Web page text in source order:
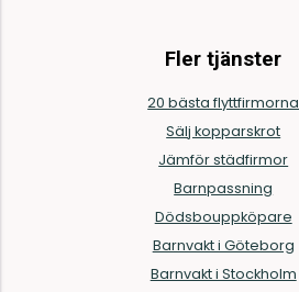
Fler tjänster
20 bästa flyttfirmorna
Sälj kopparskrot
Jämför städfirmor
Barnpassning
Dödsbouppköpare
Barnvakt i Göteborg
Barnvakt i Stockholm